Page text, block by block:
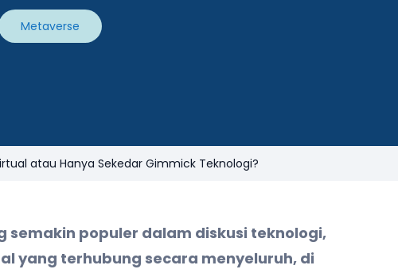
Metaverse
atau Hanya Sekedar Gimmick Teknologi?
semakin populer dalam diskusi teknologi,
yang terhubung secara menyeluruh, di